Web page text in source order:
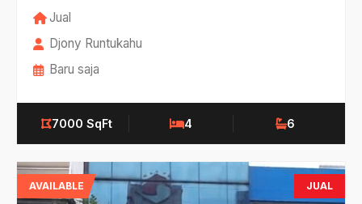
Jual
Djony Runtukahu
Baru saja
7000 SqFt 4 6
AVAILABLE JUAL